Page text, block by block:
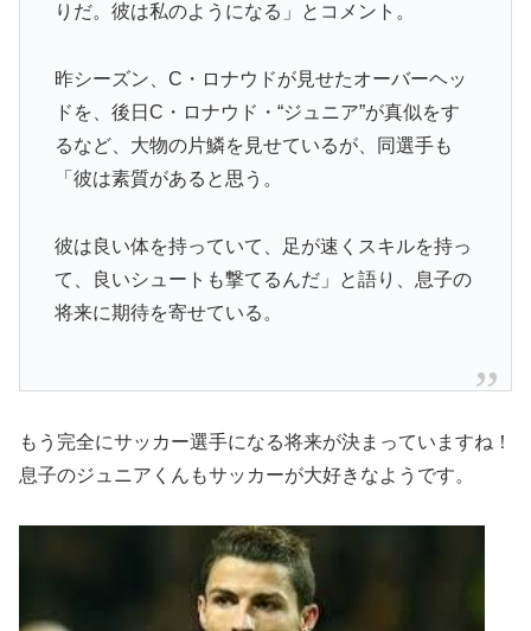
りだ。彼は私のようになる」とコメント。
昨シーズン、C・ロナウドが見せたオーバーヘッ
ドを、後日C・ロナウド・“ジュニア”が真似をす
るなど、大物の片鱗を見せているが、同選手も
「彼は素質があると思う。
彼は良い体を持っていて、足が速くスキルを持っ
て、良いシュートも撃てるんだ」と語り、息子の
将来に期待を寄せている。
もう完全にサッカー選手になる将来が決まっていますね！
息子のジュニアくんもサッカーが大好きなようです。